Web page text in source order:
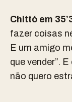
Chittó em
fazer coisas
E um amigo
que vender”.
não quero